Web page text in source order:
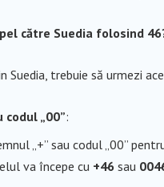
către Suedia folosind
Suedia, trebuie să urmezi
codul „00”:
„+” sau codul „00”
va începe cu +46 sau